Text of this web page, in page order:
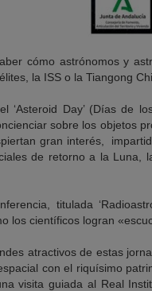
cómo astrónomos y
la ISS o la Tiangong
‘Asteroid Day’ (Días de
sobre los objetos
gran interés,
de retorno a la Luna,
titulada
los científicos logran
atractivos de estas
con el riquísimo
visita guiada al Real